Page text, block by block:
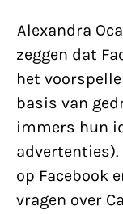
Alexandra
zeggen dat
het
basis van
immers hun
op Facebook
vragen over